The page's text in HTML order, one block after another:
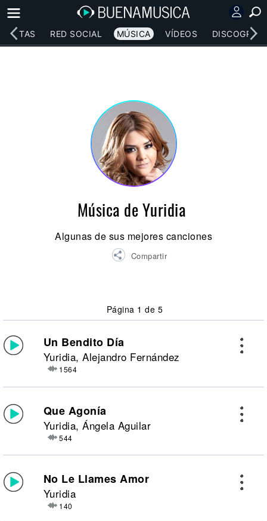
RED SOCIAL MÚSICA VÍDEOS
Música de Yuridia
Algunas de sus mejores canciones
Compartir
Página 1 de 5
Un Bendito Día
Yuridia, Alejandro Fernández
1564
Que Agonía
Yuridia, Ángela Aguilar
544
No Le Llames Amor
Yuridia
140